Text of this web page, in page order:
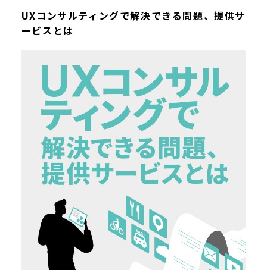
UXコンサルティングで解決できる問題、提供サ
ービスとは